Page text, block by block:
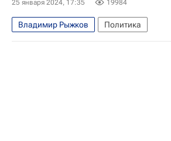
25 января 2024, 17:35 19984
Владимир Рыжков
Политика
Александр Семенников